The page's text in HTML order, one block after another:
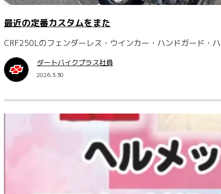
最近の定番カスタムをまた
CRF250Lのフェンダーレス・ウインカー・ハンドガード・
ダートバイクプラス社員
2026.3.30